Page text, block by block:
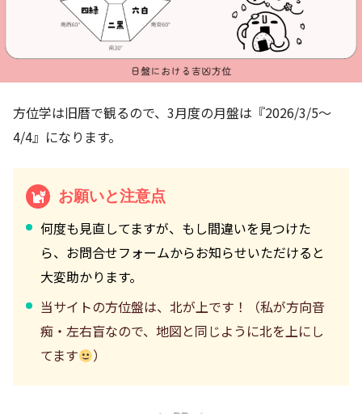
方位学は旧暦で観るので、3月度の月盤は『2026/3/5～
4/4』になります。
お願いと注意点
何度も見直してますが、もし間違いを見つけた
ら、お問合せフォームからお知らせいただけると
大変助かります。
当サイトの方位盤は、北が上です！（私が方向音
痴・左右盲なので、地図と同じように北を上にし
てます
）